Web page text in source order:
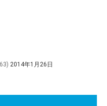
2014年1月26日